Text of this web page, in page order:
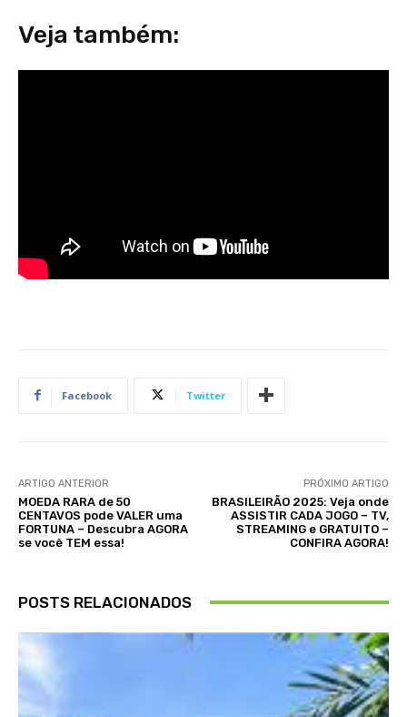
Veja também:
Facebook Twitter
ARTIGO ANTERIOR
MOEDA RARA de 50
CENTAVOS pode VALER uma
FORTUNA – Descubra AGORA
se você TEM essa!
PRÓXIMO ARTIGO
BRASILEIRÃO 2025: Veja onde
ASSISTIR CADA JOGO – TV,
STREAMING e GRATUITO –
CONFIRA AGORA!
POSTS RELACIONADOS